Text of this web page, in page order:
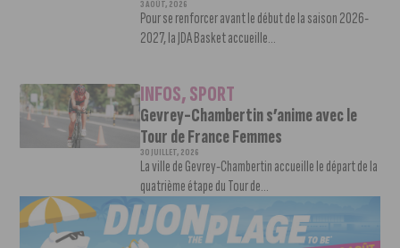
3 AOÛT, 2026
Pour se renforcer avant le début de la saison 2026-
2027, la JDA Basket accueille...
INFOS,SPORT
Gevrey-Chambertin s’anime avec le
Tour de France Femmes
30 JUILLET, 2026
La ville de Gevrey-Chambertin accueille le départ de la
quatrième étape du Tour de...